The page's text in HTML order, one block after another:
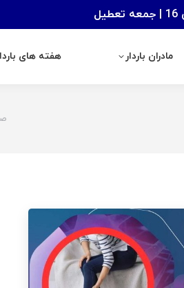
مادران باردار هفته های
باردار